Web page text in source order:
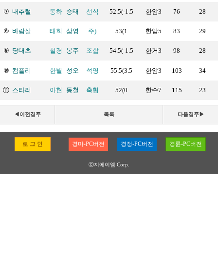
⑦ 내추럴 동하 승태 선식 52.5(-1.5 한암3 76 28
⑧ 바람살 태희 삼영 주) 53(1 한암5 83 29
⑨ 당대초 철경 봉주 조합 54.5(-1.5 한거3 98 28
⑩ 컴플리 한별 성오 석영 55.5(3.5 한암3 103 34
⑪ 스타러 아현 동철 축협 52(0 한수7 115 23
◀이전경주 목록 다음경주▶
로 그 인 경마-PC버전 경정-PC버전 경륜-PC버전
ⓒ지에이엠 Corp.